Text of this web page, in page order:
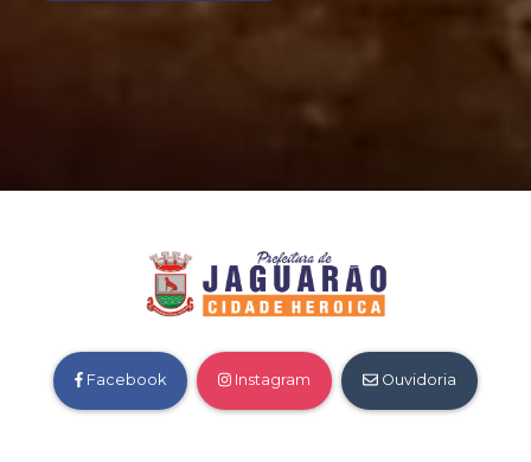
Facebook Instagram Ouvidoria